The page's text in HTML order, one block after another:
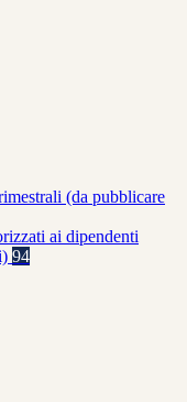
(da pubblicare
ai dipendenti
94